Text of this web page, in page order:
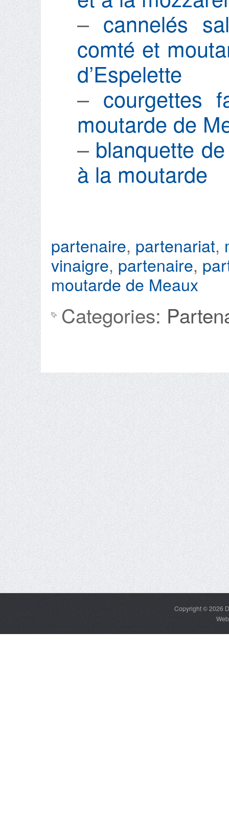
– cannelés
comté et
d’Espelette
– courgettes
moutarde de
– blanquette
à la moutarde
partenaire, partenariat,
vinaigre, partenaire,
moutarde de Meaux
Categories:
Copyright © 2026